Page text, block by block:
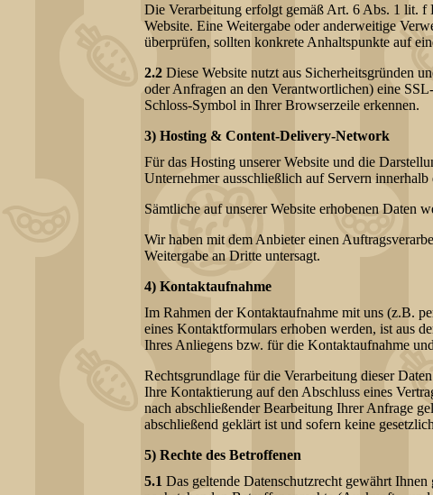
Die Verarbeitung erfolgt gemäß Art. 6 Abs. 1 lit. f
Website. Eine Weitergabe oder anderweitige
überprüfen, sollten konkrete Anhaltspunkte auf
2.2 Diese Website nutzt aus Sicherheitsgründen
oder Anfragen an den Verantwortlichen) eine
Schloss-Symbol in Ihrer Browserzeile erkennen.
3) Hosting & Content-Delivery-Network
Für das Hosting unserer Website und die
Unternehmer ausschließlich auf Servern
Sämtliche auf unserer Website erhobenen Daten
Wir haben mit dem Anbieter einen
Weitergabe an Dritte untersagt.
4) Kontaktaufnahme
Im Rahmen der Kontaktaufnahme mit uns (z.B.
eines Kontaktformulars erhoben werden, ist aus
Ihres Anliegens bzw. für die Kontaktaufnahme
Rechtsgrundlage für die Verarbeitung dieser
Ihre Kontaktierung auf den Abschluss eines
nach abschließender Bearbeitung Ihrer Anfrage
abschließend geklärt ist und sofern keine
5) Rechte des Betroffenen
5.1 Das geltende Datenschutzrecht gewährt